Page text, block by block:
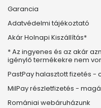
Garancia
Adatvédelmi tájékoztató
Akár Holnapi Kiszállítás*
* Az ingyenes és az akár
igénylő termékekre nem
PastPay halasztott fizetés -
MilPay részletfizetés -
Romániai webáruházunk